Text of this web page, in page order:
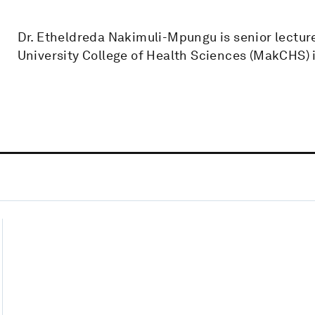
Dr. Etheldreda Nakimuli-Mpungu is senior
University College of Health Sciences (MakCHS)